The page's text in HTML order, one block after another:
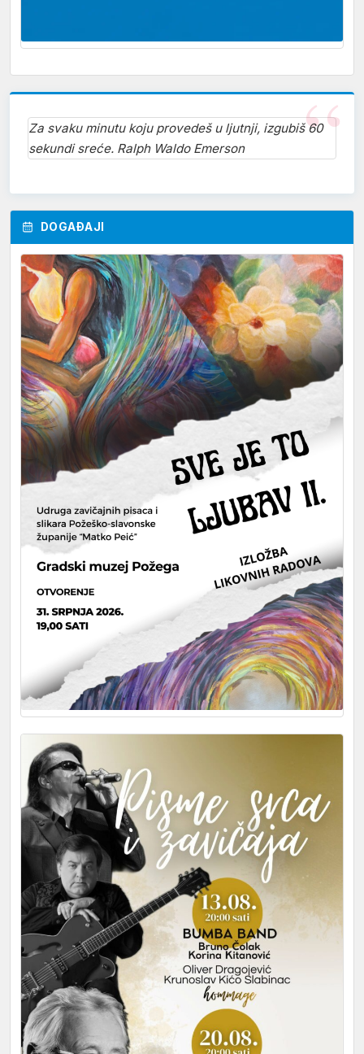
Za svaku minutu koju provedeš u ljutnji, izgubiš 60
sekundi sreće. Ralph Waldo Emerson
DOGAĐAJI